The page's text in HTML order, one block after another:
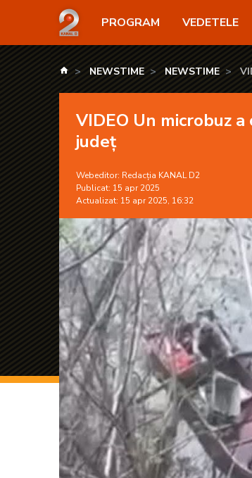
VIDEO Un microbuz a căzut în
PROGRAM VEDETELE
kanald.ro
NEWSTIME NEWSTIME
VIDEO Un microbuz
județ
Webeditor: Redacția KANAL D2
Publicat: 15 apr 2025
Actualizat: 15 apr 2025, 16:32